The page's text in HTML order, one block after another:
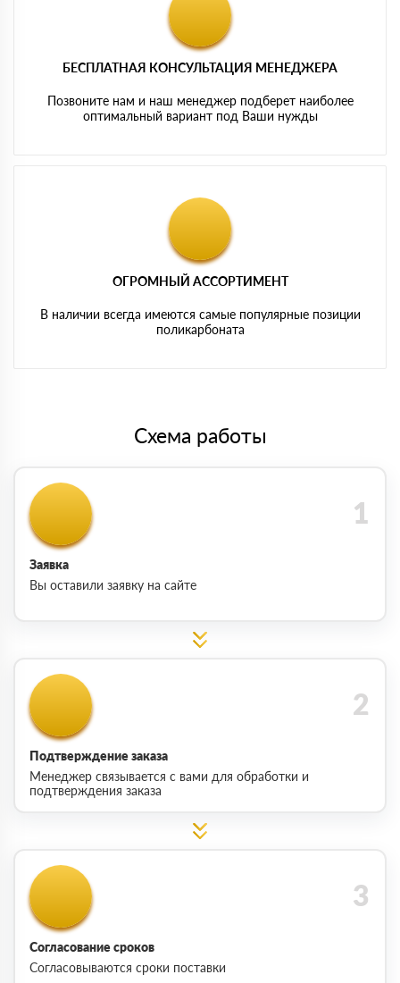
БЕСПЛАТНАЯ КОНСУЛЬТАЦИЯ МЕНЕДЖЕРА
Позвоните нам и наш менеджер подберет наиболее
оптимальный вариант под Ваши нужды
ОГРОМНЫЙ АССОРТИМЕНТ
В наличии всегда имеются самые популярные позиции
поликарбоната
Схема работы
Заявка
Вы оставили заявку на сайте
Подтверждение заказа
Менеджер связывается с вами для обработки и
подтверждения заказа
Согласование сроков
Согласовываются сроки поставки